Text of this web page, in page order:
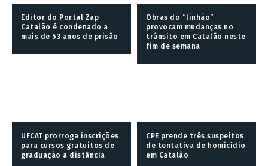
Editor do Portal Zap
Catalão é condenado a
mais de 53 anos de prisão
Obras do “linhão”
provocam mudanças no
trânsito em Catalão neste
fim de semana
UFCAT prorroga inscrições
para cursos gratuitos de
graduação a distância
CPE prende três suspeitos
de tentativa de homicídio
em Catalão